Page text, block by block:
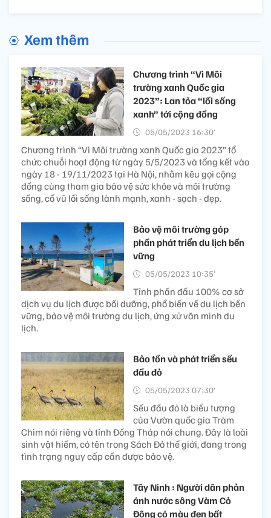
Xem thêm
Chương trình “Vì Môi
trường xanh Quốc gia
2023”: Lan tỏa “lối sống
xanh” tới cộng đồng
05/05/2023 16:30’
Chương trình “Vì Môi trường xanh Quốc gia 2023” tổ
chức chuỗi hoạt động từ ngày 5/5/2023 và tổng kết vào
ngày 18 - 19/11/2023 tại Hà Nội, nhằm kêu gọi cộng
đồng cùng tham gia bảo vệ sức khỏe và môi trường
sống, cổ vũ lối sống lành mạnh, xanh - sạch - đẹp.
Bảo vệ môi trường góp
phần phát triển du lịch bền
vững
05/05/2023 10:35’
Tỉnh phấn đấu 100% cơ sở
dịch vụ du lịch được bồi dưỡng, phổ biến về du lịch bền
vững, bảo vệ môi trường du lịch, ứng xử văn minh du
lịch.
Bảo tồn và phát triển sếu
đầu đỏ
05/05/2023 07:30’
Sếu đầu đỏ là biểu tượng
của Vườn quốc gia Tràm
Chim nói riêng và tỉnh Đồng Tháp nói chung. Đây là loài
sinh vật hiếm, có tên trong Sách Đỏ thế giới, đang trong
tình trạng nguy cấp cần được bảo vệ.
Tây Ninh : Người dân phản
ánh nước sông Vàm Cỏ
Đông có màu đen bất